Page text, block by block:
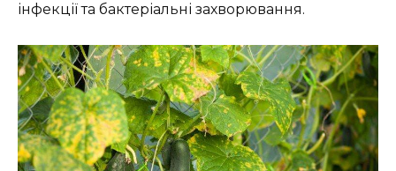
інфекції та бактеріальні захворювання.